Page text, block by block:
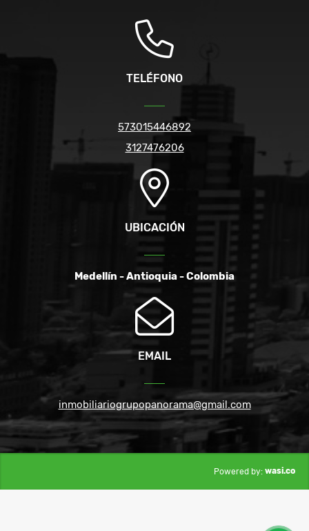
TELÉFONO
573015446892
3127476206
UBICACIÓN
Medellín - Antioquia - Colombia
EMAIL
inmobiliariogrupopanorama@gmail.com
Powered by: wasi.co